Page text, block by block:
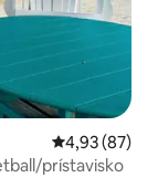
Priemerné
4,93 (87)
prístavisko